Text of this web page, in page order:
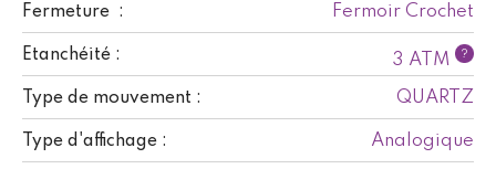
Fermeture : Fermoir Crochet
Etanchéité : 3 ATM ?
Type de mouvement : QUARTZ
Type d'affichage : Analogique